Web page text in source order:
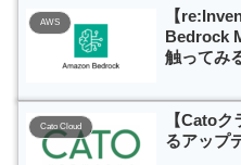
AWS
【
Bedrock
触ってみ
Cato Cloud
【Cato
るアップ